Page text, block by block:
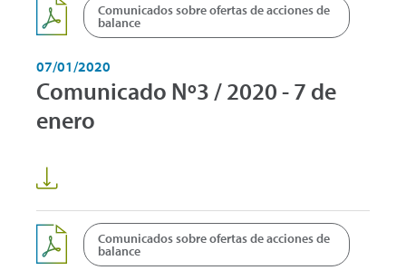
Comunicados sobre ofertas de acciones de
balance
07/01/2020
Comunicado Nº3 / 2020 - 7 de
enero
Comunicados sobre ofertas de acciones de
balance